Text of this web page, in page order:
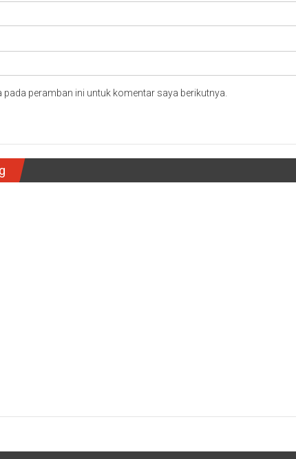
peramban ini untuk komentar saya berikutnya.